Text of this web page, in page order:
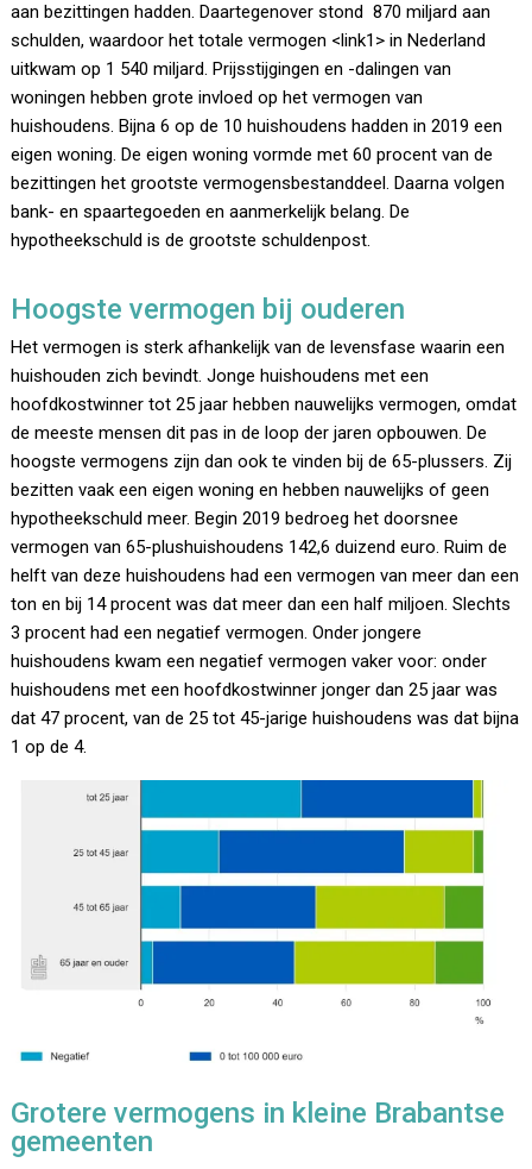
aan bezittingen hadden. Daartegenover stond 870 miljard aan
schulden, waardoor het totale vermogen <link1> in Nederland
uitkwam op 1 540 miljard. Prijsstijgingen en -dalingen van
woningen hebben grote invloed op het vermogen van
huishoudens. Bijna 6 op de 10 huishoudens hadden in 2019 een
eigen woning. De eigen woning vormde met 60 procent van de
bezittingen het grootste vermogensbestanddeel. Daarna volgen
bank- en spaartegoeden en aanmerkelijk belang. De
hypotheekschuld is de grootste schuldenpost.
Hoogste vermogen bij ouderen
Het vermogen is sterk afhankelijk van de levensfase waarin een
huishouden zich bevindt. Jonge huishoudens met een
hoofdkostwinner tot 25 jaar hebben nauwelijks vermogen, omdat
de meeste mensen dit pas in de loop der jaren opbouwen. De
hoogste vermogens zijn dan ook te vinden bij de 65-plussers. Zij
bezitten vaak een eigen woning en hebben nauwelijks of geen
hypotheekschuld meer. Begin 2019 bedroeg het doorsnee
vermogen van 65-plushuishoudens 142,6 duizend euro. Ruim de
helft van deze huishoudens had een vermogen van meer dan een
ton en bij 14 procent was dat meer dan een half miljoen. Slechts
3 procent had een negatief vermogen. Onder jongere
huishoudens kwam een negatief vermogen vaker voor: onder
huishoudens met een hoofdkostwinner jonger dan 25 jaar was
dat 47 procent, van de 25 tot 45-jarige huishoudens was dat bijna
1 op de 4.
Grotere vermogens in kleine Brabantse
gemeenten